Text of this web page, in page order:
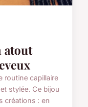
atout
routine capillaire
stylée. Ce bijou
créations : en